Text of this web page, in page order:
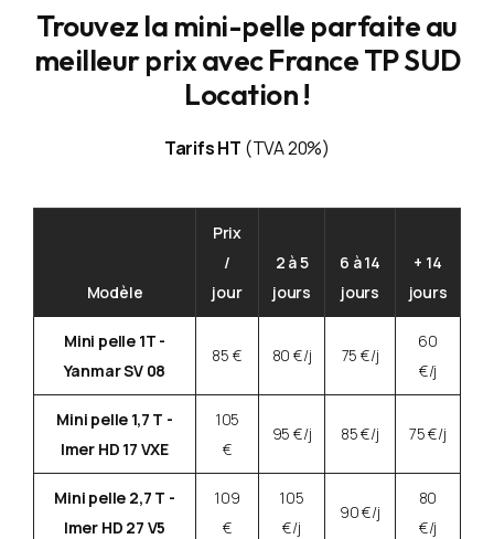
Trouvez la mini-pelle parfaite au
meilleur prix avec France TP SUD
Location !
Tarifs HT (TVA 20%)
Modèle
Prix
/
jour
2 à 5
jours
6 à 14
jours
+ 14
jours
Mini pelle 1T -
Yanmar SV 08
85 € 80 €/j 75 €/j
60
€/j
Mini pelle 1,7 T -
Imer HD 17 VXE
105
€
95 €/j 85 €/j 75 €/j
Mini pelle 2,7 T -
Imer HD 27 V5
109
€
105
€/j
90 €/j
80
€/j